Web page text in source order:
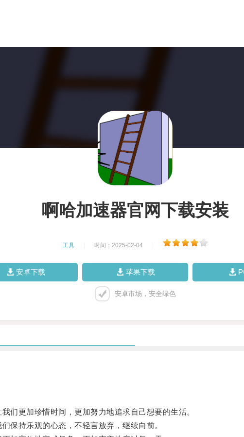
啊哈加速器官网下载安装
工具 时间：2025-02-04
安卓下载 苹果下载
安卓市场，安全绿色
更加珍惜时间，更加努力地追求自己想要的生活。
持乐观的心态，不轻言放弃，继续向前。